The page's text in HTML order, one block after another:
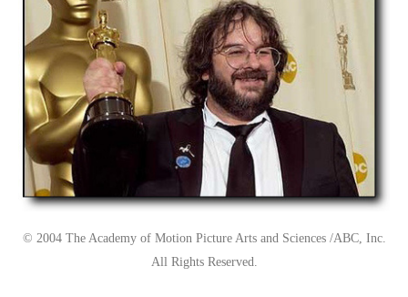
© 2004 The Academy of Motion Picture Arts and Sciences /ABC, Inc.
All Rights Reserved.